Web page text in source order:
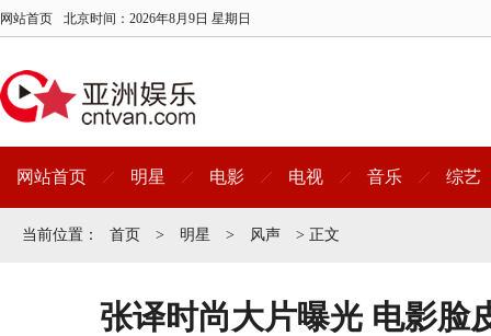
网站首页 北京时间： 2026年8月9日 星期日
网站首页 明星 电影 电视 音乐 综艺
当前位置： 首页 > 明星 > 风声 > 正文
张译时尚大片曝光 电影脸